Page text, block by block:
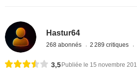
Hastur64
268 abonnés 2 289 critiques
3,5 Publiée le 15 novembre